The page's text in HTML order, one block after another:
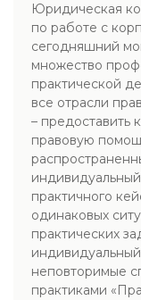
Юридическая
по работе с
сегодняшний
множество
практической
все отрасли
– предоставить
правовую
практичного
одинаковых
практических
неповторимые
практиками